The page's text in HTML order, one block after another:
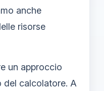
anche
risorse
un approccio
del calcolatore. A